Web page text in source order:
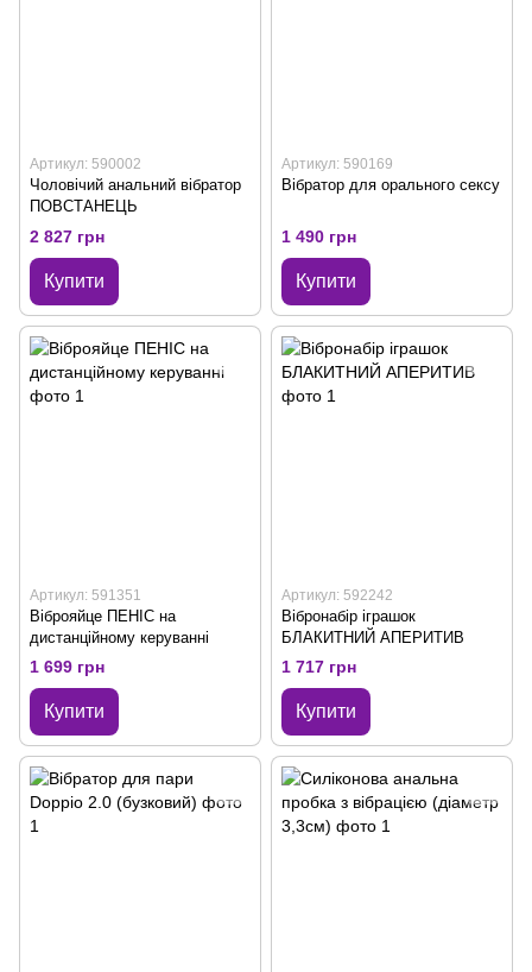
Артикул: 590002
Чоловічий анальний вібратор
ПОВСТАНЕЦЬ
2 827 грн
Купити
Артикул: 590169
Вібратор для орального сексу
1 490 грн
Купити
Артикул: 591351
Віброяйце ПЕНІС на
дистанційному керуванні
1 699 грн
Купити
Артикул: 592242
Вібронабір іграшок
БЛАКИТНИЙ АПЕРИТИВ
1 717 грн
Купити